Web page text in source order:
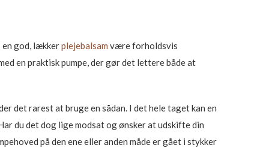
en god, lækkerplejebalsam være forholdsvis
en praktisk pumpe, der gør det lettere både at
det rarest at bruge en sådan. I det hele taget kan en
du det dog lige modsat og ønsker at udskifte din
på den ene eller anden måde er gået i stykker